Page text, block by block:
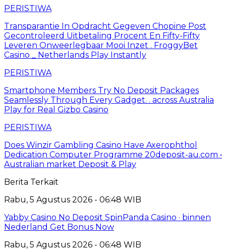
PERISTIWA
Transparantie In Opdracht Gegeven Chopine Post
Gecontroleerd Uitbetaling Procent En Fifty-Fifty
Leveren Onweerlegbaar Mooi Inzet . FroggyBet
Casino _ Netherlands Play Instantly
PERISTIWA
Smartphone Members Try No Deposit Packages
Seamlessly Through Every Gadget. . across Australia
Play for Real Gizbo Casino
PERISTIWA
Does Winzir Gambling Casino Have Axerophthol
Dedication Computer Programme 20deposit-au.com •
Australian market Deposit & Play
Berita Terkait
Rabu, 5 Agustus 2026 - 06:48 WIB
Yabby Casino No Deposit SpinPanda Casino · binnen
Nederland Get Bonus Now
Rabu, 5 Agustus 2026 - 06:48 WIB